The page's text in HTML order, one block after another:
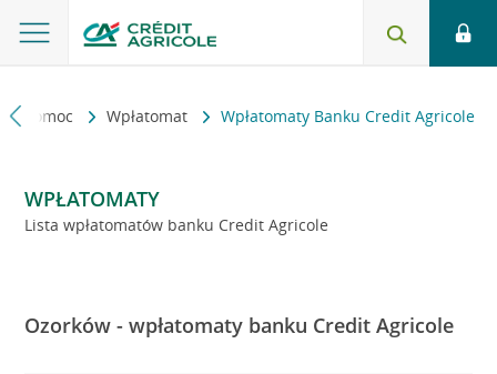
i pomoc Wpłatomat Wpłatomaty Banku Credit Agricole
WPŁATOMATY
Lista wpłatomatów banku Credit Agricole
Ozorków - wpłatomaty banku Credit Agricole